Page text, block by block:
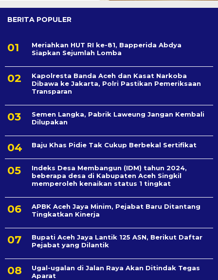
BERITA POPULER
Meriahkan HUT RI ke-81, Bapperida Abdya
Siapkan Sejumlah Lomba
Kapolresta Banda Aceh dan Kasat Narkoba
Dibawa ke Jakarta, Polri Pastikan Pemeriksaan
Transparan
Semen Langka, Pabrik Laweung Jangan Kembali
Dilupakan
Baju Khas Pidie Tak Cukup Berbekal Sertifikat
Indeks Desa Membangun (IDM) tahun 2024,
beberapa desa di Kabupaten Aceh Singkil
memperoleh kenaikan status 1 tingkat
APBK Aceh Jaya Minim, Pejabat Baru Ditantang
Tingkatkan Kinerja
Bupati Aceh Jaya Lantik 125 ASN, Berikut Daftar
Pejabat yang Dilantik
Ugal-ugalan di Jalan Raya Akan Ditindak Tegas
Aparat